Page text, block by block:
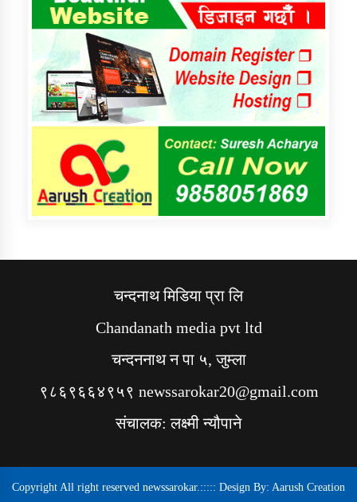
चन्दनाथ मिडिया प्रा लि
Chandanath media pvt ltd
चन्दननाथ न पा ५, जुम्ला
९८६९६६४९५९ newssarokar20@gmail.com
संचालक: लक्ष्मी न्यौपाने
Copyright All right reserved newssarokar.::::: Design By: Aarush Creation